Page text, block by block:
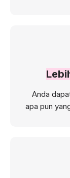
Anda
apa pun